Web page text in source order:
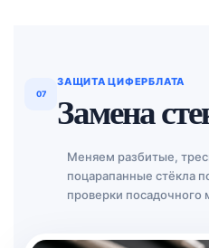
07
ЗАЩИТА ЦИФЕРБЛАТА
Замена
Меняем разбитые,
поцарапанные стёкла
проверки посадочного